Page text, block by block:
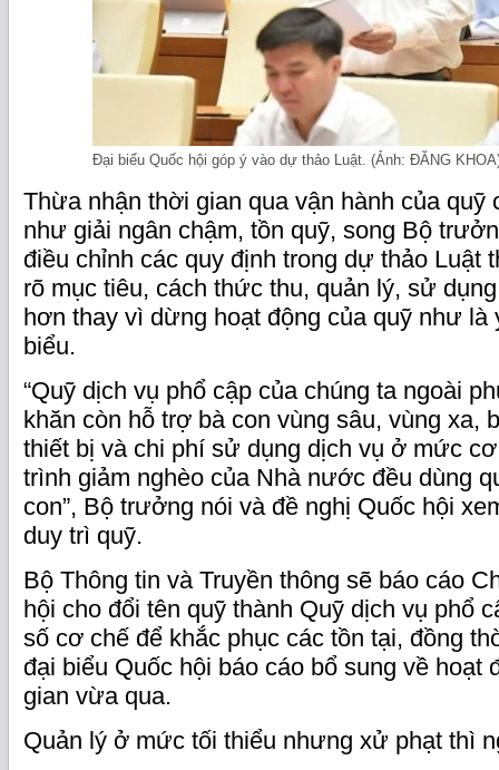
Đại biểu Quốc hội góp ý vào dự thảo Luật. (Ảnh: ĐĂNG
Thừa nhận thời gian qua vận hành của quỹ
như giải ngân chậm, tồn quỹ, song Bộ
điều chỉnh các quy định trong dự thảo Luật
rõ mục tiêu, cách thức thu, quản lý, sử
hơn thay vì dừng hoạt động của quỹ như là
biểu.
“Quỹ dịch vụ phổ cập của chúng ta ngoài
khăn còn hỗ trợ bà con vùng sâu, vùng xa,
thiết bị và chi phí sử dụng dịch vụ ở mức
trình giảm nghèo của Nhà nước đều dùng
con”, Bộ trưởng nói và đề nghị Quốc hội
duy trì quỹ.
Bộ Thông tin và Truyền thông sẽ báo cáo
hội cho đổi tên quỹ thành Quỹ dịch vụ phổ
số cơ chế để khắc phục các tồn tại, đồng
đại biểu Quốc hội báo cáo bổ sung về hoạt
gian vừa qua.
Quản lý ở mức tối thiểu nhưng xử phạt thì